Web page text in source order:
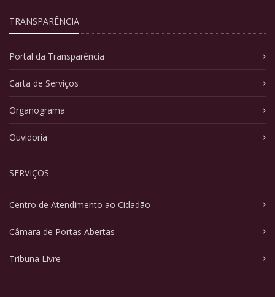
TRANSPARÊNCIA
Portal da Transparência
Carta de Serviços
Organograma
Ouvidoria
SERVIÇOS
Centro de Atendimento ao Cidadão
Câmara de Portas Abertas
Tribuna Livre